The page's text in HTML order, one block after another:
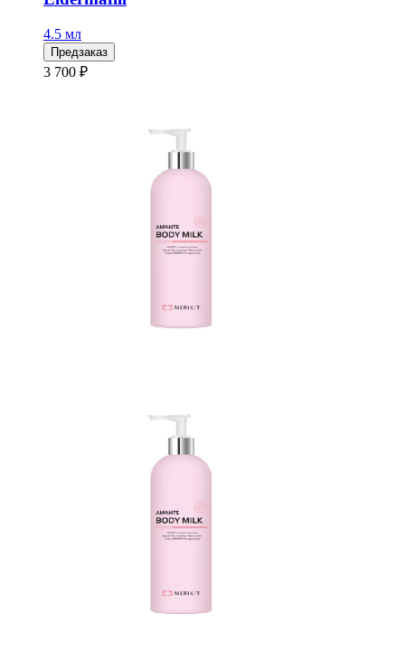
4.5 мл
Предзаказ
3 700 ₽